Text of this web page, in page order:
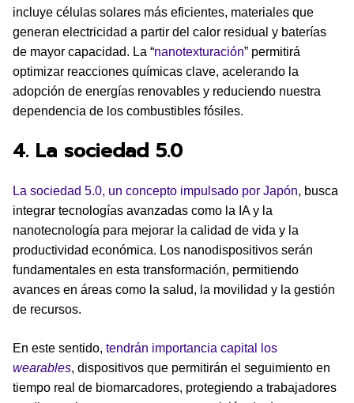
incluye células solares más eficientes, materiales que
generan electricidad a partir del calor residual y baterías
de mayor capacidad. La “nanotexturación” permitirá
optimizar reacciones químicas clave, acelerando la
adopción de energías renovables y reduciendo nuestra
dependencia de los combustibles fósiles.
4. La sociedad 5.0
La sociedad 5.0, un concepto impulsado por Japón, busca
integrar tecnologías avanzadas como la IA y la
nanotecnología para mejorar la calidad de vida y la
productividad económica. Los nanodispositivos serán
fundamentales en esta transformación, permitiendo
avances en áreas como la salud, la movilidad y la gestión
de recursos.
En este sentido, tendrán importancia capital los
wearables, dispositivos que permitirán el seguimiento en
tiempo real de biomarcadores, protegiendo a trabajadores